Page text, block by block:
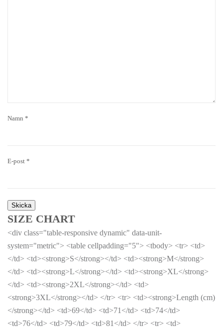
Namn *
E-post *
SIZE CHART
<div class="table-responsive dynamic" data-unit-
system="metric"> <table cellpadding="5"> <tbody> <tr> <td>
</td> <td><strong>S</strong></td> <td><strong>M</strong>
</td> <td><strong>L</strong></td> <td><strong>XL</strong>
</td> <td><strong>2XL</strong></td> <td>
<strong>3XL</strong></td> </tr> <tr> <td><strong>Length (cm)
</strong></td> <td>69</td> <td>71</td> <td>74</td>
<td>76</td> <td>79</td> <td>81</td> </tr> <tr> <td>